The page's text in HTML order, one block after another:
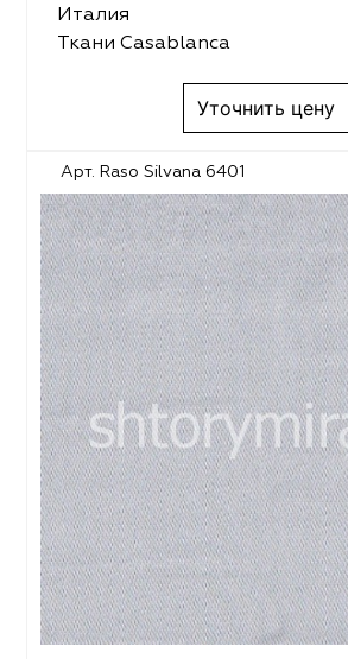
Италия
Ткани Casablanca
Уточнить цену
Арт. Raso Silvana 6401